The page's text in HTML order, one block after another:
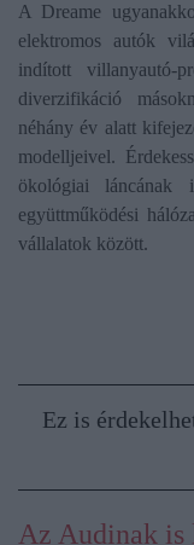
A Dreame
elektromos autók
indított villanyautó-
diverzifikáció
néhány év alatt
modelljeivel.
ökológiai
együttműködési
vállalatok között.
Ez is
Az Audinak is